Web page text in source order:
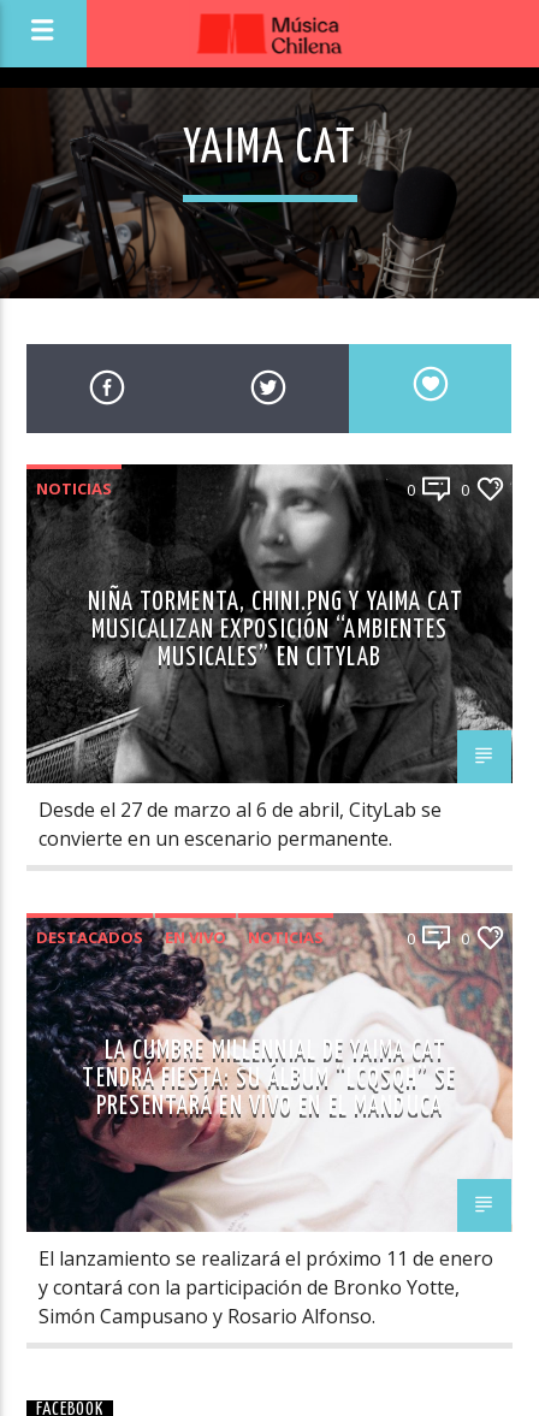
YAIMA CAT
NOTICIAS 0 0
NIÑA TORMENTA, CHINI.PNG Y YAIMA CAT
MUSICALIZAN EXPOSICIÓN “AMBIENTES
MUSICALES” EN CITYLAB
Desde el 27 de marzo al 6 de abril, CityLab se
convierte en un escenario permanente.
DESTACADOS EN VIVO NOTICIAS 0 0
LA CUMBRE MILLENNIAL DE YAIMA CAT
TENDRÁ FIESTA: SU ÁLBUM “LCQSQH” SE
PRESENTARÁ EN VIVO EN EL MANDUCA
El lanzamiento se realizará el próximo 11 de enero
y contará con la participación de Bronko Yotte,
Simón Campusano y Rosario Alfonso.
FACEBOOK